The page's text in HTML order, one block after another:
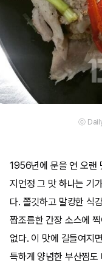
ⓒ
1956년에 문을 연 오랜
지언정 그 맛 하나는 기
다. 쫄깃하고 말캉한 식
짭조름한 간장 소스에
없다. 이 맛에 길들여지
득하게 양념한 부산찜